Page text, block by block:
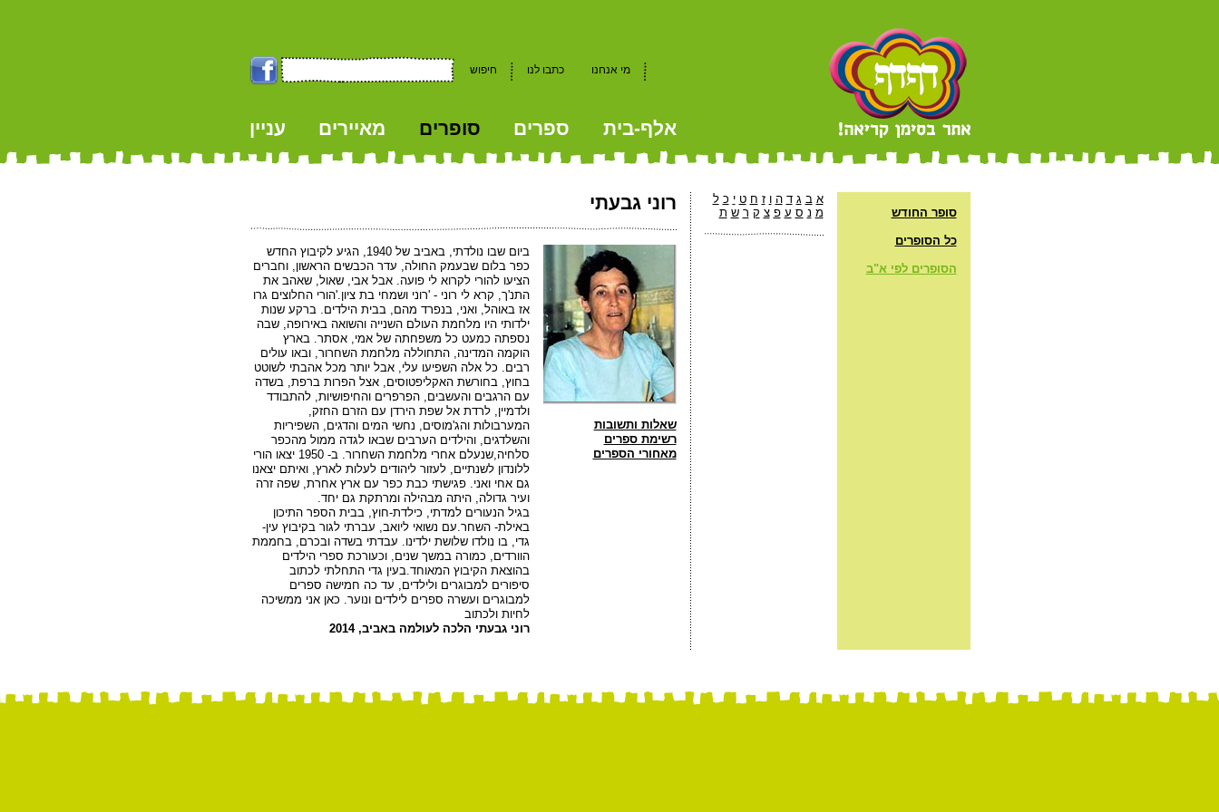
חיפוש כתבו לנו מי אנחנו
אלף-בית ספרים סופרים מאיירים עניין
סופר החודש
כל הסופרים
הסופרים לפי א"ב
א ב ג ד ה ו ז ח ט י כ ל
מ נ ס ע פ צ ק ר ש ת רוני גבעתי
שאלות ותשובות
רשימת ספרים
מאחורי הספרים
ביום שבו נולדתי, באביב של 1940, הגיע לקיבוץ החדש
כפר בלום שבעמק החולה, עדר הכבשים הראשון, וחברים
הציעו להורי לקרוא לי פועה. אבל אבי, שאול, שאהב את
התנ'ך, קרא לי רוני - 'רוני ושמחי בת ציון.'הורי החלוצים גרו
אז באוהל, ואני, בנפרד מהם, בבית הילדים. ברקע שנות
ילדותי היו מלחמת העולם השנייה והשואה באירופה, שבה
נספתה כמעט כל משפחתה של אמי, אסתר. בארץ
הוקמה המדינה, התחוללה מלחמת השחרור, ובאו עולים
רבים. כל אלה השפיעו עלי, אבל יותר מכל אהבתי לשוטט
בחוץ, בחורשת האקליפטוסים, אצל הפרות ברפת, בשדה
עם הרגבים והעשבים, הפרפרים והחיפושיות, להתבודד
ולדמיין, לרדת אל שפת הירדן עם הזרם החזק,
המערבולות והג'מוסים, נחשי המים והדגים, השפיריות
והשלדגים, והילדים הערבים שבאו לגדה ממול מהכפר
סלחיה,שנעלם אחרי מלחמת השחרור. ב- 1950 יצאו הורי
ללונדון לשנתיים, לעזור ליהודים לעלות לארץ, ואיתם יצאנו
גם אחי ואני. פגישתי כבת כפר עם ארץ אחרת, שפה זרה
ועיר גדולה, היתה מבהילה ומרתקת גם יחד.
בגיל הנעורים למדתי, כילדת-חוץ, בבית הספר התיכון
באילת- השחר.עם נשואי ליואב, עברתי לגור בקיבוץ עין-
גדי, בו נולדו שלושת ילדינו. עבדתי בשדה ובכרם, בחממת
הוורדים, כמורה במשך שנים, וכעורכת ספרי הילדים
בהוצאת הקיבוץ המאוחד.בעין גדי התחלתי לכתוב
סיפורים למבוגרים ולילדים, עד כה חמישה ספרים
למבוגרים ועשרה ספרים לילדים ונוער. כאן אני ממשיכה
לחיות ולכתוב
רוני גבעתי הלכה לעולמה באביב, 2014